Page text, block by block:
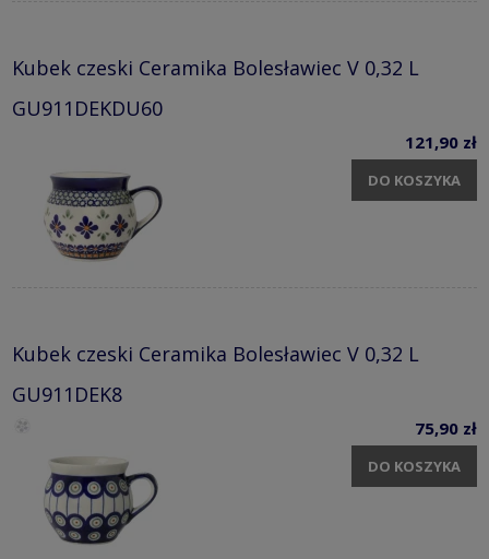
Kubek czeski Ceramika Bolesławiec V 0,32 L
GU911DEKDU60
121,90 zł
DO KOSZYKA
Kubek czeski Ceramika Bolesławiec V 0,32 L
GU911DEK8
75,90 zł
DO KOSZYKA